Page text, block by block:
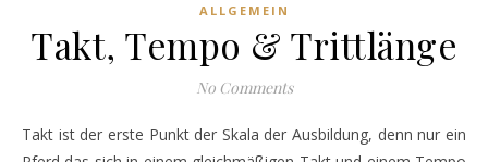
ALLGEMEIN
Takt, Tempo & Trittlänge
No Comments
Takt ist der erste Punkt der Skala der Ausbildung, denn nur ein